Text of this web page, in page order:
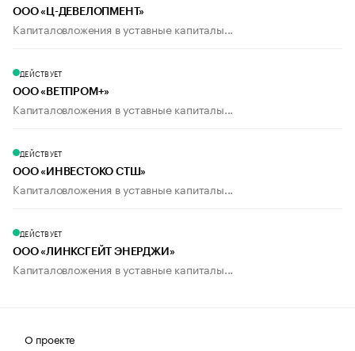
ООО «Ц-ДЕВЕЛОПМЕНТ»
Капиталовложения в уставные капиталы...
ДЕЙСТВУЕТ
ООО «ВЕТПРОМ+»
Капиталовложения в уставные капиталы...
ДЕЙСТВУЕТ
ООО «ИНВЕСТОКО СТШ»
Капиталовложения в уставные капиталы...
ДЕЙСТВУЕТ
ООО «ЛИНКСГЕЙТ ЭНЕРДЖИ»
Капиталовложения в уставные капиталы...
О проекте